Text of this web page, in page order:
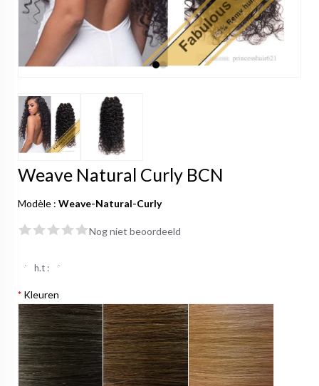
Weave Natural Curly BCN
Modèle : Weave-Natural-Curly
Nog niet beoordeeld
h.t :
* Kleuren